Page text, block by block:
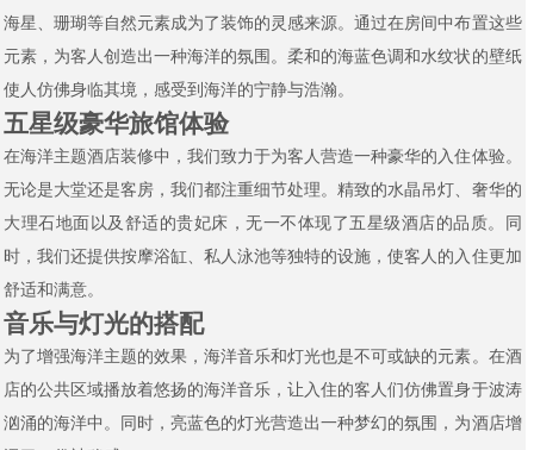
海星、珊瑚等自然元素成为了装饰的灵感来源。通过在房间中布置这些
元素，为客人创造出一种海洋的氛围。柔和的海蓝色调和水纹状的壁纸
使人仿佛身临其境，感受到海洋的宁静与浩瀚。
五星级豪华旅馆体验
在海洋主题酒店装修中，我们致力于为客人营造一种豪华的入住体验。
无论是大堂还是客房，我们都注重细节处理。精致的水晶吊灯、奢华的
大理石地面以及舒适的贵妃床，无一不体现了五星级酒店的品质。同
时，我们还提供按摩浴缸、私人泳池等独特的设施，使客人的入住更加
舒适和满意。
音乐与灯光的搭配
为了增强海洋主题的效果，海洋音乐和灯光也是不可或缺的元素。在酒
店的公共区域播放着悠扬的海洋音乐，让入住的客人们仿佛置身于波涛
汹涌的海洋中。同时，亮蓝色的灯光营造出一种梦幻的氛围，为酒店增